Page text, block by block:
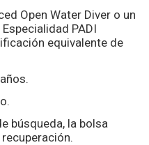
Open Water Diver o un
PADI
equivalente de
búsqueda, la bolsa